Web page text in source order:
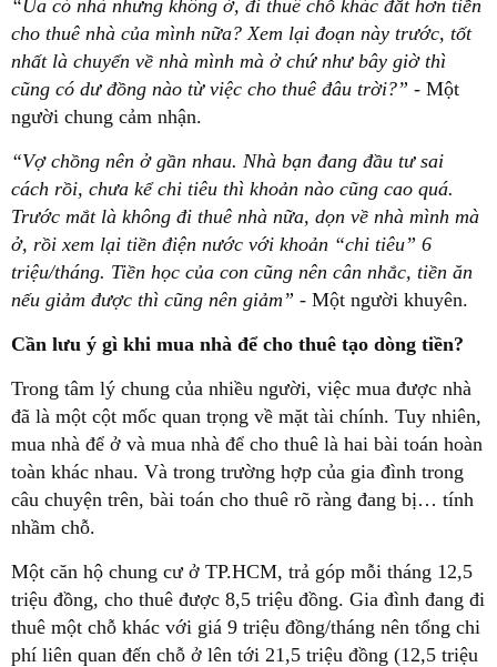
“Ủa có nhà nhưng không ở, đi thuê chỗ khác đắt hơn tiền
cho thuê nhà của mình nữa? Xem lại đoạn này trước, tốt
nhất là chuyển về nhà mình mà ở chứ như bây giờ thì
cũng có dư đồng nào từ việc cho thuê đâu trời?” - Một
người chung cảm nhận.
“Vợ chồng nên ở gần nhau. Nhà bạn đang đầu tư sai
cách rồi, chưa kể chi tiêu thì khoản nào cũng cao quá.
Trước mắt là không đi thuê nhà nữa, dọn về nhà mình mà
ở, rồi xem lại tiền điện nước với khoản “chi tiêu” 6
triệu/tháng. Tiền học của con cũng nên cân nhắc, tiền ăn
nếu giảm được thì cũng nên giảm” - Một người khuyên.
Cần lưu ý gì khi mua nhà để cho thuê tạo dòng tiền?
Trong tâm lý chung của nhiều người, việc mua được nhà
đã là một cột mốc quan trọng về mặt tài chính. Tuy nhiên,
mua nhà để ở và mua nhà để cho thuê là hai bài toán hoàn
toàn khác nhau. Và trong trường hợp của gia đình trong
câu chuyện trên, bài toán cho thuê rõ ràng đang bị… tính
nhầm chỗ.
Một căn hộ chung cư ở TP.HCM, trả góp mỗi tháng 12,5
triệu đồng, cho thuê được 8,5 triệu đồng. Gia đình đang đi
thuê một chỗ khác với giá 9 triệu đồng/tháng nên tổng chi
phí liên quan đến chỗ ở lên tới 21,5 triệu đồng (12,5 triệu